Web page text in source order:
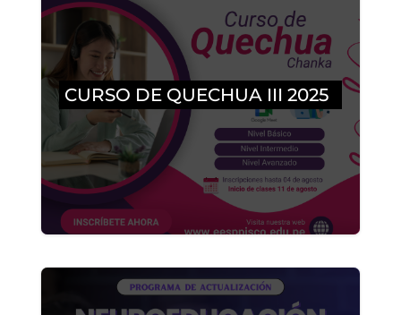
CURSO DE QUECHUA III 2025